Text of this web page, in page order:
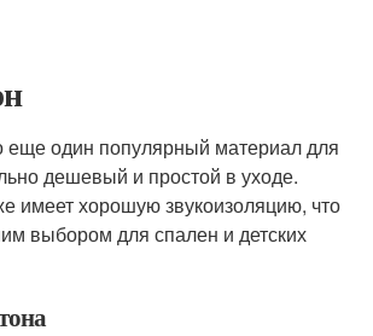
еще один популярный материал для
дешевый и простой в уходе.
имеет хорошую звукоизоляцию, что
выбором для спален и детских